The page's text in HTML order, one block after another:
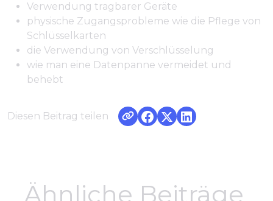
Verwendung tragbarer Geräte
physische Zugangsprobleme wie die Pflege von
Schlüsselkarten
die Verwendung von Verschlüsselung
wie man eine Datenpanne vermeidet und
behebt
Diesen Beitrag teilen
Ähnliche Beiträge